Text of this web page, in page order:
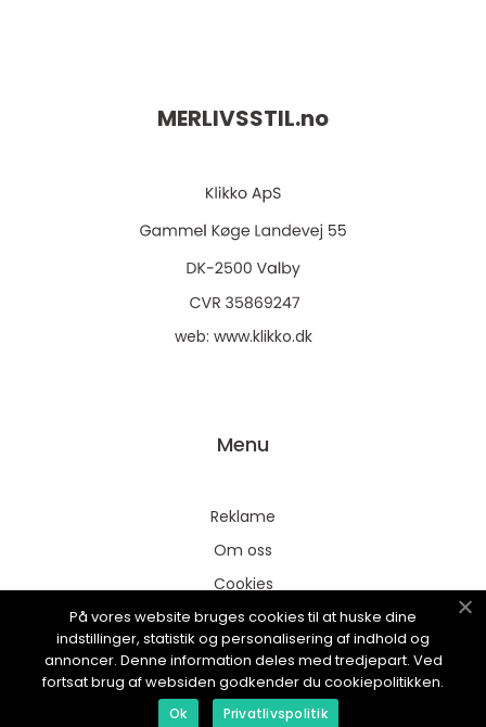
MERLIVSSTIL.no
web: www.klikko.dk
Menu
Reklame
Om oss
Cookies
Kontakt Oss
Sitemap
På vores website bruges cookies til at huske dine
indstillinger, statistik og personalisering af indhold og
annoncer. Denne information deles med tredjepart. Ved
fortsat brug af websiden godkender du cookiepolitikken.
Ok Privatlivspolitik